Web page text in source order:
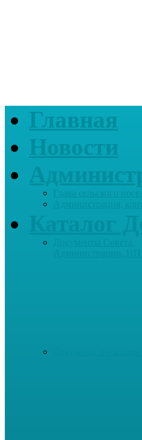
Главная
Новости